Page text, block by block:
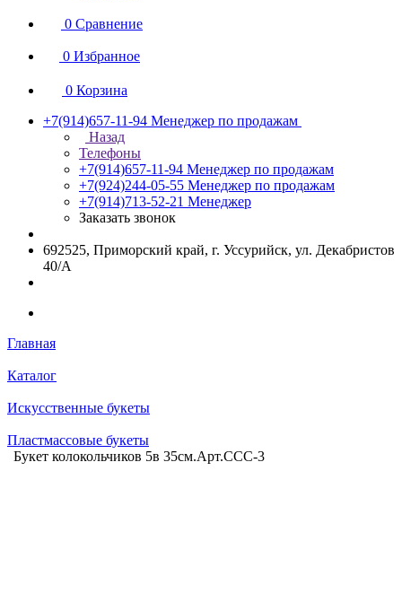
0 Сравнение
0 Избранное
0 Корзина
+7(914)657-11-94 Менеджер по продажам
Назад
Телефоны
+7(914)657-11-94 Менеджер по продажам
+7(924)244-05-55 Менеджер по продажам
+7(914)713-52-21 Менеджер
Заказать звонок
692525, Приморский край, г. Уссурийск, ул. Декабристов
40/А
Главная
Каталог
Искусственные букеты
Пластмассовые букеты
Букет колокольчиков 5в 35см.Арт.CCC-3